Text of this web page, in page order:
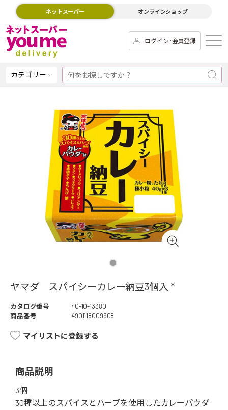
ネットスーパー オンラインショップ
ログイン･会員登録
カテゴリー
ヤマダ スパイシーカレー納豆3個入 *
カタログ番号
40-10-13380
商品番号
4901118009908
マイリストに登録する
商品説明
3個
30種以上のスパイスとハーブを使用したカレーパウダ